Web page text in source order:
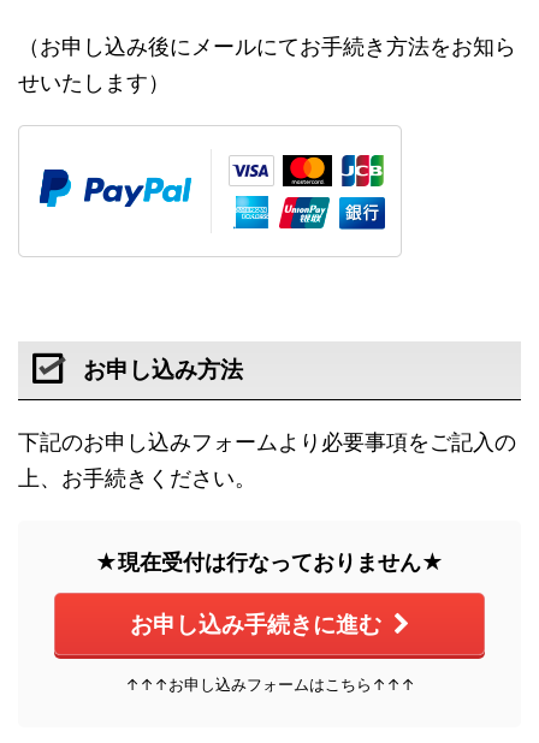
（お申し込み後にメールにてお手続き方法をお知ら
せいたします）
お申し込み方法
下記のお申し込みフォームより必要事項をご記入の
上、お手続きください。
★現在受付は行なっておりません★
お申し込み手続きに進む
↑↑↑お申し込みフォームはこちら↑↑↑